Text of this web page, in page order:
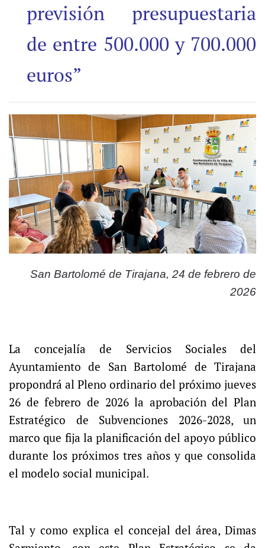
previsión presupuestaria
de entre 500.000 y 700.000
euros”
San Bartolomé de Tirajana, 24 de febrero de
2026
La concejalía de Servicios Sociales del
Ayuntamiento de San Bartolomé de Tirajana
propondrá al Pleno ordinario del próximo jueves
26 de febrero de 2026 la aprobación del Plan
Estratégico de Subvenciones 2026-2028, un
marco que fija la planificación del apoyo público
durante los próximos tres años y que consolida
el modelo social municipal.
Tal y como explica el concejal del área, Dimas